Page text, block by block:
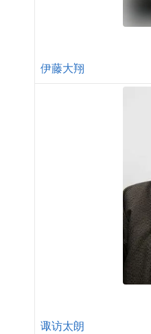
伊藤大翔
诹访太朗